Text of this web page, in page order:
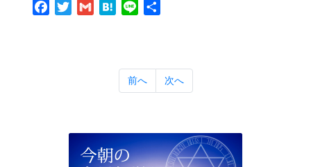
Facebook
TwitterGmail Hatena
Line
前へ 次へ